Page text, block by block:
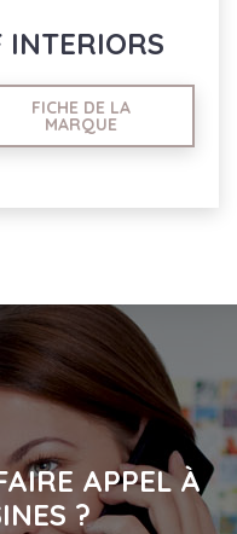
INTERIORS
FICHE DE LA
MARQUE
APPEL À
?